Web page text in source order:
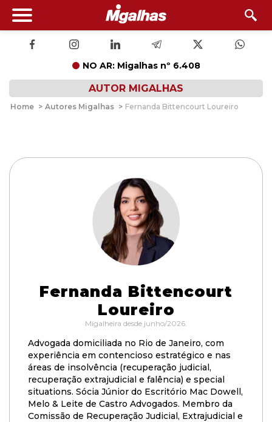
NO AR: Migalhas nº 6.408
AUTOR MIGALHAS
Home > Autores Migalhas > Fernanda Bittencourt Loureiro
Fernanda Bittencourt
Loureiro
Migalheira desde junho/2026.
Advogada domiciliada no Rio de Janeiro, com
experiência em contencioso estratégico e nas
áreas de insolvência (recuperação judicial,
recuperação extrajudicial e falência) e special
situations. Sócia Júnior do Escritório Mac Dowell,
Melo & Leite de Castro Advogados. Membro da
Comissão de Recuperação Judicial, Extrajudicial e